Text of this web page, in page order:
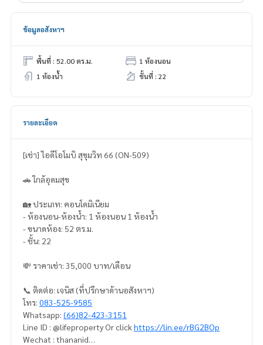
ข้อมูลอสังหาฯ
พื้นที่ : 52.00 ตร.ม.
1 ห้องนอน
1 ห้องน้ำ
ชั้นที่ : 22
รายละเอียด
[เช่า] ไอดีโอโมบิ สุขุมวิท 66 (ON-509)
🚗 ใกล้อุดมสุข
🏡 ประเภท: คอนโดมิเนียม
- ห้องนอน-ห้องน้ำ: 1 ห้องนอน 1 ห้องน้ำ
- ขนาดห้อง: 52 ตร.ม.
- ชั้น: 22
💸 ราคาเช่า: 35,000 บาท/เดือน
📞 ติดต่อ: เจนิส (ที่ปรึกษาด้านอสังหาฯ)
โทร: 083-525-9585
Whatsapp: (66)82-423-3151
Line ID : @lifeproperty Or click https://lin.ee/rBG2BOp
Wechat : thananid